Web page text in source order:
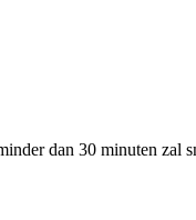
dan 30 minuten zal